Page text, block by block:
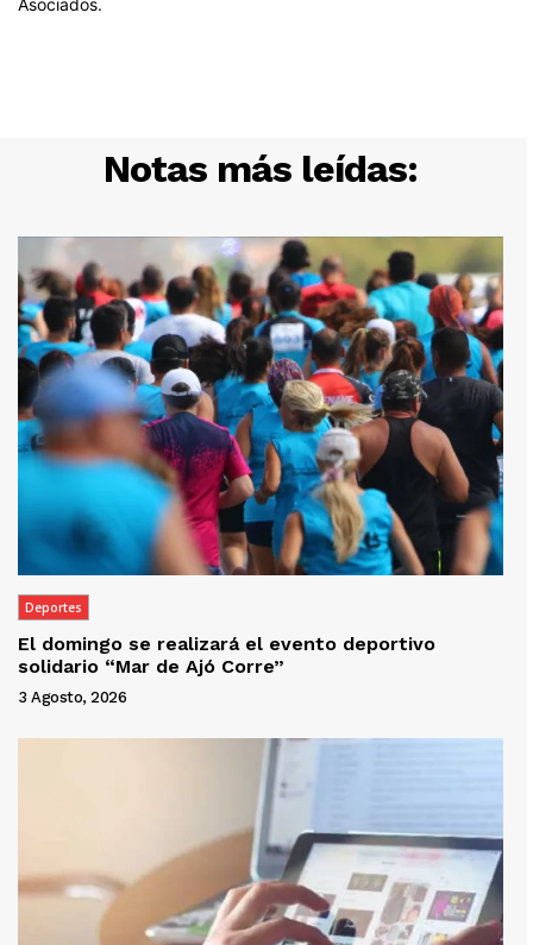
Notas más leídas:
Deportes
El domingo se realizará el evento deportivo
solidario “Mar de Ajó Corre”
3 Agosto, 2026